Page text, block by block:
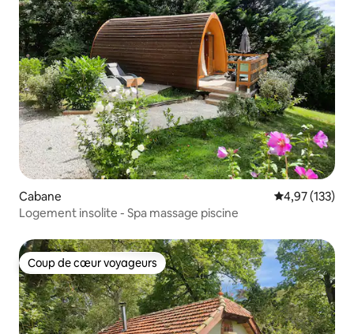
Cabane Évaluation
4,97 (133)
Logement insolite - Spa massage piscine
Coup de cœur voyageurs
Coup de cœur voyageurs